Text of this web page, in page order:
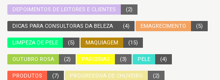
DEPOIMENTOS DE LEITORES E CLIENTES (2)
DICAS PARA CONSULTORAS DA BELEZA (4) EMAGRECIMENTO (5)
LIMPEZA DE PELE (5) MAQUIAGEM (15)
OUTUBRO ROSA (2) PARCERIAS (3) PELE (4)
PRODUTOS (7) PROGRESSIVA DE CHUVEIRO (2)